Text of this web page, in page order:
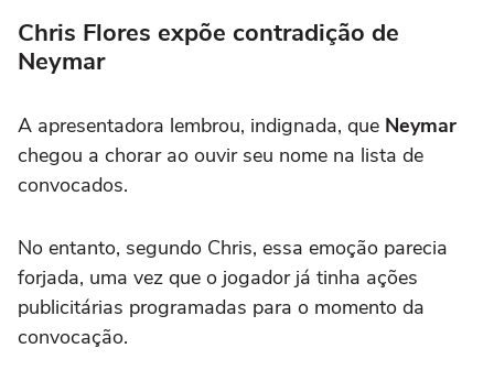
Chris Flores expõe contradição de
Neymar
A apresentadora lembrou, indignada, que Neymar
chegou a chorar ao ouvir seu nome na lista de
convocados.
No entanto, segundo Chris, essa emoção parecia
forjada, uma vez que o jogador já tinha ações
publicitárias programadas para o momento da
convocação.